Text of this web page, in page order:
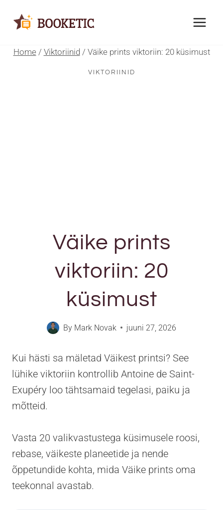
Home / Viktoriinid / Väike prints viktoriin: 20 küsimust
VIKTORIINID
Väike prints
viktoriin: 20
küsimust
By Mark Novak juuni 27, 2026
Kui hästi sa mäletad Väikest printsi? See
lühike viktoriin kontrollib Antoine de Saint-
Exupéry loo tähtsamaid tegelasi, paiku ja
mõtteid.
Vasta 20 valikvastustega küsimusele roosi,
rebase, väikeste planeetide ja nende
õppetundide kohta, mida Väike prints oma
teekonnal avastab.